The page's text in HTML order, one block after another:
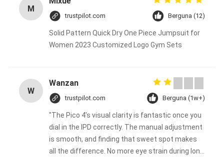
M
trustpilot.com Berguna (12)
Solid Pattern Quick Dry One Piece Jumpsuit for
Women 2023 Customized Logo Gym Sets
W
Wanzan
trustpilot.com Berguna (1w+)
"The Pico 4's visual clarity is fantastic once you
dial in the IPD correctly. The manual adjustment
is smooth, and finding that sweet spot makes
all the difference. No more eye strain during long